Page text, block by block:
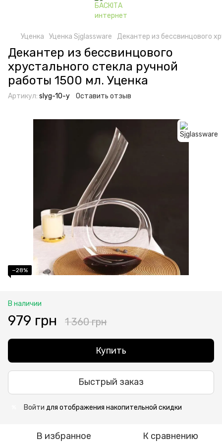
Уценка Уценка Sjglassware Декантер из бессвинцового
Декантер из бессвинцового
хрустального стекла ручной
работы 1500 мл. Уценка
Артикул: slyg-10-у Оставить отзыв
−28%
В наличии
979 грн 1 360 грн
Купить
Быстрый заказ
Войти для отображения накопительной скидки
В избранное К сравнению